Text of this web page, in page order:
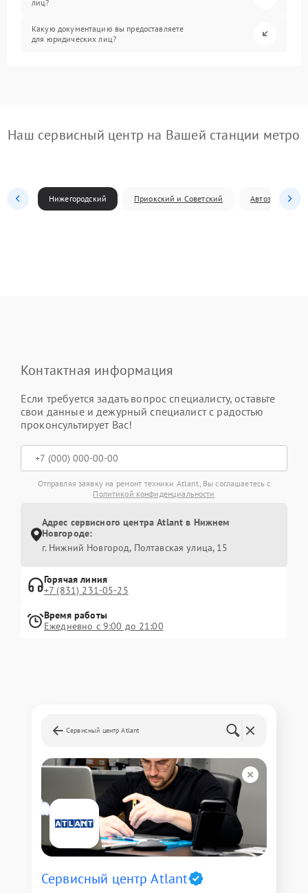
лиц?
Какую документацию вы предоставляете
для юридических лиц?
Наш сервисный центр на Вашей станции метро
Нижегородский Приокский и Советский Автозаводский
Контактная информация
Если требуется задать вопрос специалисту, оставьте
свои данные и дежурный специалист с радостью
проконсультирует Вас!
Отправляя заявку на ремонт техники Atlant, Вы соглашаетесь с
Политикой конфиденциальности
Адрес сервисного центра Atlant в Нижнем
Новгороде:
г. Нижний Новгород, Полтавская улица, 15
Горячая линия
+7 (831) 231-05-25
Время работы
Ежедневно с 9:00 до 21:00
Сервисный центр Atlant
Сервисный центр Atlant